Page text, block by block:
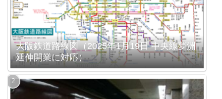
大阪鉄道路線図（2025年1月19日 中央線夢洲
延伸開業に対応）